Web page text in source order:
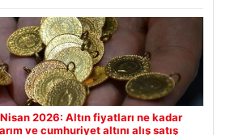
2026: Altın fiyatları ne kadar
ve cumhuriyet altını alış satış